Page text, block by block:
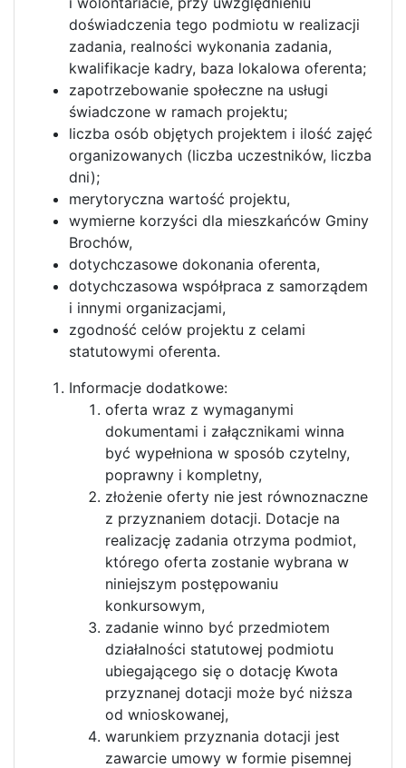
doświadczenia tego podmiotu w realizacji
zadania, realności wykonania zadania,
kwalifikacje kadry, baza lokalowa oferenta;
zapotrzebowanie społeczne na usługi
świadczone w ramach projektu;
liczba osób objętych projektem i ilość zajęć
organizowanych (liczba uczestników, liczba
dni);
merytoryczna wartość projektu,
wymierne korzyści dla mieszkańców Gminy
Brochów,
dotychczasowe dokonania oferenta,
dotychczasowa współpraca z samorządem
i innymi organizacjami,
zgodność celów projektu z celami
statutowymi oferenta.
Informacje dodatkowe:
oferta wraz z wymaganymi
dokumentami i załącznikami winna
być wypełniona w sposób czytelny,
poprawny i kompletny,
złożenie oferty nie jest równoznaczne
z przyznaniem dotacji. Dotacje na
realizację zadania otrzyma podmiot,
którego oferta zostanie wybrana w
niniejszym postępowaniu
konkursowym,
zadanie winno być przedmiotem
działalności statutowej podmiotu
ubiegającego się o dotację Kwota
przyznanej dotacji może być niższa
od wnioskowanej,
warunkiem przyznania dotacji jest
zawarcie umowy w formie pisemnej